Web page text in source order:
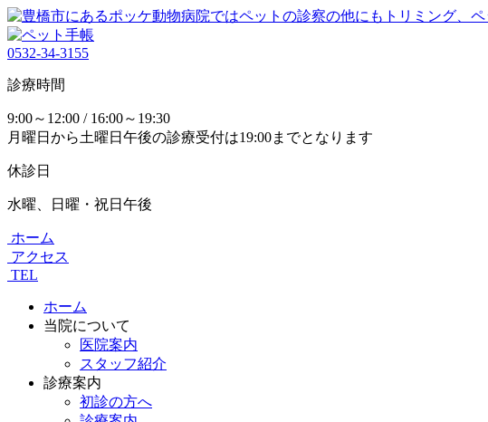
0532-34-3155
診療時間
9:00～12:00 / 16:00～19:30
月曜日から土曜日午後の診療受付は19:00までとなります
休診日
水曜、日曜・祝日午後
ホーム
アクセス
TEL
ホーム
当院について
医院案内
スタッフ紹介
診療案内
初診の方へ